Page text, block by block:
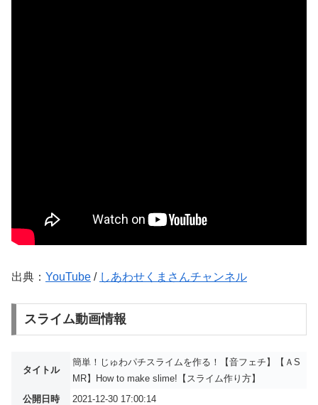
出典： YouTube / しあわせくまさんチャンネル
スライム動画情報
タイトル
簡単！じゅわパチスライムを作る！【音フェチ】【ＡS
MR】How to make slime!【スライム作り方】
公開日時
2021-12-30 17:00:14